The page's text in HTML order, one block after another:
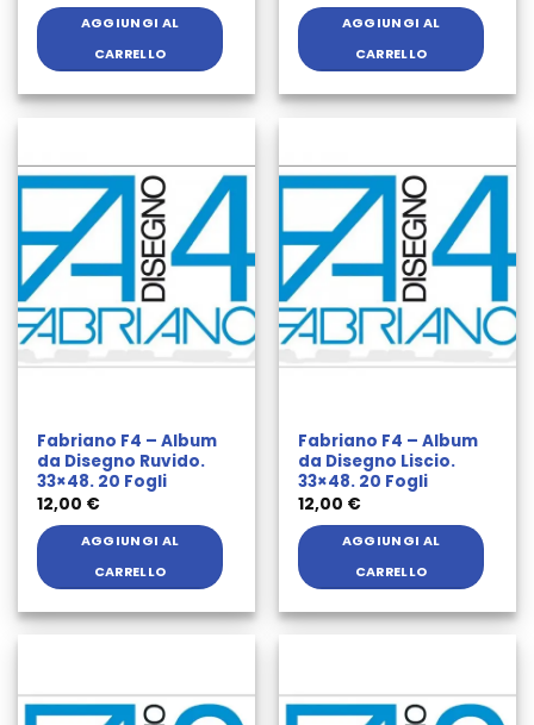
AGGIUNGI AL
CARRELLO
AGGIUNGI AL
CARRELLO
Fabriano F4 – Album
da Disegno Ruvido.
33×48. 20 Fogli
12,00 €
AGGIUNGI AL
CARRELLO
Fabriano F4 – Album
da Disegno Liscio.
33×48. 20 Fogli
12,00 €
AGGIUNGI AL
CARRELLO